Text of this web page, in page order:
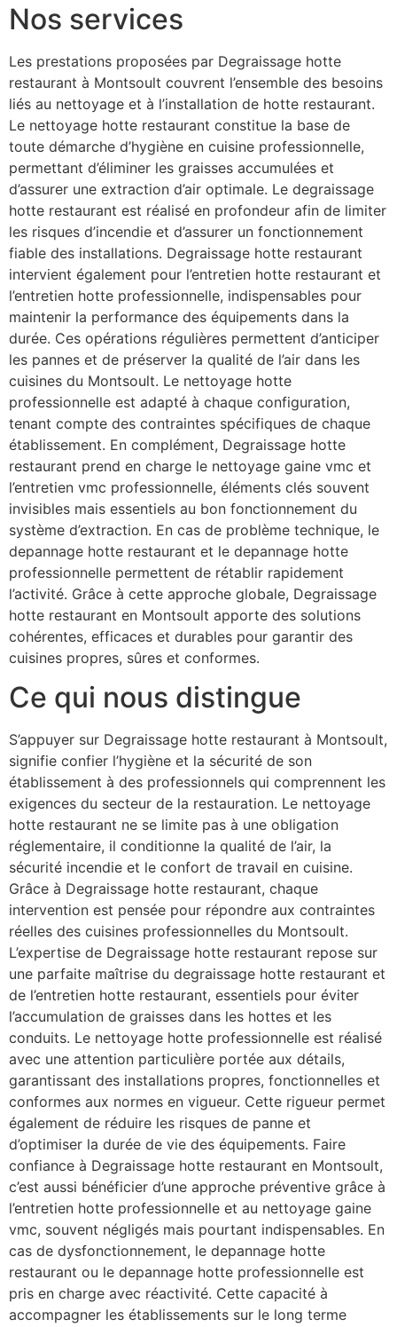
Nos services
Les prestations proposées par Degraissage hotte
restaurant à Montsoult couvrent l’ensemble des besoins
liés au nettoyage et à l’installation de hotte restaurant.
Le nettoyage hotte restaurant constitue la base de
toute démarche d’hygiène en cuisine professionnelle,
permettant d’éliminer les graisses accumulées et
d’assurer une extraction d’air optimale. Le degraissage
hotte restaurant est réalisé en profondeur afin de limiter
les risques d’incendie et d’assurer un fonctionnement
fiable des installations. Degraissage hotte restaurant
intervient également pour l’entretien hotte restaurant et
l’entretien hotte professionnelle, indispensables pour
maintenir la performance des équipements dans la
durée. Ces opérations régulières permettent d’anticiper
les pannes et de préserver la qualité de l’air dans les
cuisines du Montsoult. Le nettoyage hotte
professionnelle est adapté à chaque configuration,
tenant compte des contraintes spécifiques de chaque
établissement. En complément, Degraissage hotte
restaurant prend en charge le nettoyage gaine vmc et
l’entretien vmc professionnelle, éléments clés souvent
invisibles mais essentiels au bon fonctionnement du
système d’extraction. En cas de problème technique, le
depannage hotte restaurant et le depannage hotte
professionnelle permettent de rétablir rapidement
l’activité. Grâce à cette approche globale, Degraissage
hotte restaurant en Montsoult apporte des solutions
cohérentes, efficaces et durables pour garantir des
cuisines propres, sûres et conformes.
Ce qui nous distingue
S’appuyer sur Degraissage hotte restaurant à Montsoult,
signifie confier l’hygiène et la sécurité de son
établissement à des professionnels qui comprennent les
exigences du secteur de la restauration. Le nettoyage
hotte restaurant ne se limite pas à une obligation
réglementaire, il conditionne la qualité de l’air, la
sécurité incendie et le confort de travail en cuisine.
Grâce à Degraissage hotte restaurant, chaque
intervention est pensée pour répondre aux contraintes
réelles des cuisines professionnelles du Montsoult.
L’expertise de Degraissage hotte restaurant repose sur
une parfaite maîtrise du degraissage hotte restaurant et
de l’entretien hotte restaurant, essentiels pour éviter
l’accumulation de graisses dans les hottes et les
conduits. Le nettoyage hotte professionnelle est réalisé
avec une attention particulière portée aux détails,
garantissant des installations propres, fonctionnelles et
conformes aux normes en vigueur. Cette rigueur permet
également de réduire les risques de panne et
d’optimiser la durée de vie des équipements. Faire
confiance à Degraissage hotte restaurant en Montsoult,
c’est aussi bénéficier d’une approche préventive grâce à
l’entretien hotte professionnelle et au nettoyage gaine
vmc, souvent négligés mais pourtant indispensables. En
cas de dysfonctionnement, le depannage hotte
restaurant ou le depannage hotte professionnelle est
pris en charge avec réactivité. Cette capacité à
accompagner les établissements sur le long terme